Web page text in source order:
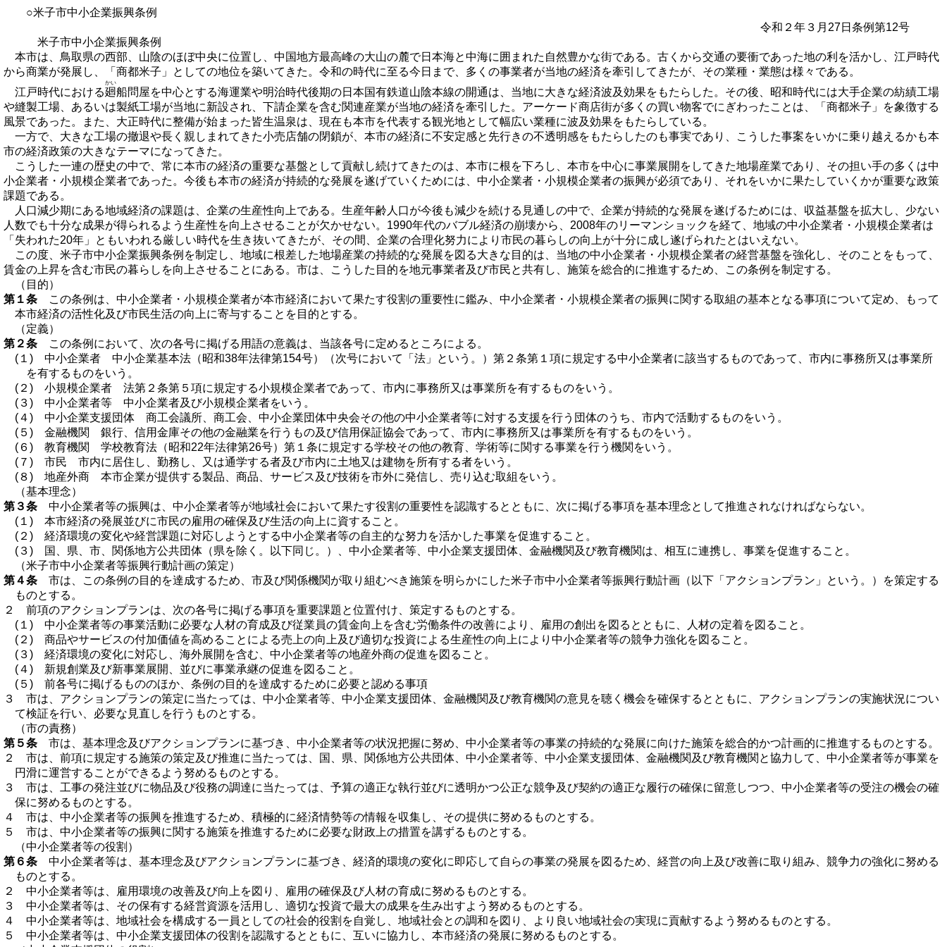
○米子市中小企業振興条例
令和２年３月27日条例第12号
米子市中小企業振興条例
本市は、鳥取県の西部、山陰のほぼ中央に位置し、中国地方最高峰の大山の麓で日本海と中海に囲まれた自然豊かな街である。古くから交通の要衝であった地の利を活かし、江戸時代
から商業が発展し、「商都米子」としての地位を築いてきた。令和の時代に至る今日まで、多くの事業者が当地の経済を牽引してきたが、その業種・業態は様々である。
江戸時代における廻
かい
船問屋を中心とする海運業や明治時代後期の日本国有鉄道山陰本線の開通は、当地に大きな経済波及効果をもたらした。その後、昭和時代には大手企業の紡績工場
や縫製工場、あるいは製紙工場が当地に新設され、下請企業を含む関連産業が当地の経済を牽引した。アーケード商店街が多くの買い物客でにぎわったことは、「商都米子」を象徴する
風景であった。また、大正時代に整備が始まった皆生温泉は、現在も本市を代表する観光地として幅広い業種に波及効果をもたらしている。
一方で、大きな工場の撤退や長く親しまれてきた小売店舗の閉鎖が、本市の経済に不安定感と先行きの不透明感をもたらしたのも事実であり、こうした事案をいかに乗り越えるかも本
市の経済政策の大きなテーマになってきた。
こうした一連の歴史の中で、常に本市の経済の重要な基盤として貢献し続けてきたのは、本市に根を下ろし、本市を中心に事業展開をしてきた地場産業であり、その担い手の多くは中
小企業者・小規模企業者であった。今後も本市の経済が持続的な発展を遂げていくためには、中小企業者・小規模企業者の振興が必須であり、それをいかに果たしていくかが重要な政策
課題である。
人口減少期にある地域経済の課題は、企業の生産性向上である。生産年齢人口が今後も減少を続ける見通しの中で、企業が持続的な発展を遂げるためには、収益基盤を拡大し、少ない
人数でも十分な成果が得られるよう生産性を向上させることが欠かせない。1990年代のバブル経済の崩壊から、2008年のリーマンショックを経て、地域の中小企業者・小規模企業者は
「失われた20年」ともいわれる厳しい時代を生き抜いてきたが、その間、企業の合理化努力により市民の暮らしの向上が十分に成し遂げられたとはいえない。
この度、米子市中小企業振興条例を制定し、地域に根差した地場産業の持続的な発展を図る大きな目的は、当地の中小企業者・小規模企業者の経営基盤を強化し、そのことをもって、
賃金の上昇を含む市民の暮らしを向上させることにある。市は、こうした目的を地元事業者及び市民と共有し、施策を総合的に推進するため、この条例を制定する。
（目的）
第１条 この条例は、中小企業者・小規模企業者が本市経済において果たす役割の重要性に鑑み、中小企業者・小規模企業者の振興に関する取組の基本となる事項について定め、もって
本市経済の活性化及び市民生活の向上に寄与することを目的とする。
（定義）
第２条 この条例において、次の各号に掲げる用語の意義は、当該各号に定めるところによる。
(１) 中小企業者 中小企業基本法（昭和38年法律第154号）（次号において「法」という。）第２条第１項に規定する中小企業者に該当するものであって、市内に事務所又は事業所
を有するものをいう。
(２) 小規模企業者 法第２条第５項に規定する小規模企業者であって、市内に事務所又は事業所を有するものをいう。
(３) 中小企業者等 中小企業者及び小規模企業者をいう。
(４) 中小企業支援団体 商工会議所、商工会、中小企業団体中央会その他の中小企業者等に対する支援を行う団体のうち、市内で活動するものをいう。
(５) 金融機関 銀行、信用金庫その他の金融業を行うもの及び信用保証協会であって、市内に事務所又は事業所を有するものをいう。
(６) 教育機関 学校教育法（昭和22年法律第26号）第１条に規定する学校その他の教育、学術等に関する事業を行う機関をいう。
(７) 市民 市内に居住し、勤務し、又は通学する者及び市内に土地又は建物を所有する者をいう。
(８) 地産外商 本市企業が提供する製品、商品、サービス及び技術を市外に発信し、売り込む取組をいう。
（基本理念）
第３条 中小企業者等の振興は、中小企業者等が地域社会において果たす役割の重要性を認識するとともに、次に掲げる事項を基本理念として推進されなければならない。
(１) 本市経済の発展並びに市民の雇用の確保及び生活の向上に資すること。
(２) 経済環境の変化や経営課題に対応しようとする中小企業者等の自主的な努力を活かした事業を促進すること。
(３) 国、県、市、関係地方公共団体（県を除く。以下同じ。）、中小企業者等、中小企業支援団体、金融機関及び教育機関は、相互に連携し、事業を促進すること。
（米子市中小企業者等振興行動計画の策定）
第４条 市は、この条例の目的を達成するため、市及び関係機関が取り組むべき施策を明らかにした米子市中小企業者等振興行動計画（以下「アクションプラン」という。）を策定する
ものとする。
２ 前項のアクションプランは、次の各号に掲げる事項を重要課題と位置付け、策定するものとする。
(１) 中小企業者等の事業活動に必要な人材の育成及び従業員の賃金向上を含む労働条件の改善により、雇用の創出を図るとともに、人材の定着を図ること。
(２) 商品やサービスの付加価値を高めることによる売上の向上及び適切な投資による生産性の向上により中小企業者等の競争力強化を図ること。
(３) 経済環境の変化に対応し、海外展開を含む、中小企業者等の地産外商の促進を図ること。
(４) 新規創業及び新事業展開、並びに事業承継の促進を図ること。
(５) 前各号に掲げるもののほか、条例の目的を達成するために必要と認める事項
３ 市は、アクションプランの策定に当たっては、中小企業者等、中小企業支援団体、金融機関及び教育機関の意見を聴く機会を確保するとともに、アクションプランの実施状況につい
て検証を行い、必要な見直しを行うものとする。
（市の責務）
第５条 市は、基本理念及びアクションプランに基づき、中小企業者等の状況把握に努め、中小企業者等の事業の持続的な発展に向けた施策を総合的かつ計画的に推進するものとする。
２ 市は、前項に規定する施策の策定及び推進に当たっては、国、県、関係地方公共団体、中小企業者等、中小企業支援団体、金融機関及び教育機関と協力して、中小企業者等が事業を
円滑に運営することができるよう努めるものとする。
３ 市は、工事の発注並びに物品及び役務の調達に当たっては、予算の適正な執行並びに透明かつ公正な競争及び契約の適正な履行の確保に留意しつつ、中小企業者等の受注の機会の確
保に努めるものとする。
４ 市は、中小企業者等の振興を推進するため、積極的に経済情勢等の情報を収集し、その提供に努めるものとする。
５ 市は、中小企業者等の振興に関する施策を推進するために必要な財政上の措置を講ずるものとする。
（中小企業者等の役割）
第６条 中小企業者等は、基本理念及びアクションプランに基づき、経済的環境の変化に即応して自らの事業の発展を図るため、経営の向上及び改善に取り組み、競争力の強化に努める
ものとする。
２ 中小企業者等は、雇用環境の改善及び向上を図り、雇用の確保及び人材の育成に努めるものとする。
３ 中小企業者等は、その保有する経営資源を活用し、適切な投資で最大の成果を生み出すよう努めるものとする。
４ 中小企業者等は、地域社会を構成する一員としての社会的役割を自覚し、地域社会との調和を図り、より良い地域社会の実現に貢献するよう努めるものとする。
５ 中小企業者等は、中小企業支援団体の役割を認識するとともに、互いに協力し、本市経済の発展に努めるものとする。